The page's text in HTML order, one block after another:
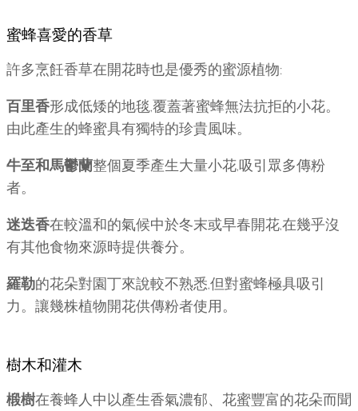
蜜蜂喜愛的香草
許多烹飪香草在開花時也是優秀的蜜源植物:
百里香形成低矮的地毯,覆蓋著蜜蜂無法抗拒的小花。
由此產生的蜂蜜具有獨特的珍貴風味。
牛至和馬鬱蘭整個夏季產生大量小花,吸引眾多傳粉
者。
迷迭香在較溫和的氣候中於冬末或早春開花,在幾乎沒
有其他食物來源時提供養分。
羅勒的花朵對園丁來說較不熟悉,但對蜜蜂極具吸引
力。讓幾株植物開花供傳粉者使用。
樹木和灌木
椴樹在養蜂人中以產生香氣濃郁、花蜜豐富的花朵而聞